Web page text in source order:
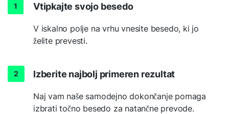
Vtipkajte svojo besedo
V iskalno polje na vrhu vnesite besedo, ki jo
želite prevesti.
Izberite najbolj primeren rezultat
Naj vam naše samodejno dokončanje pomaga
izbrati točno besedo za natančne prevode.